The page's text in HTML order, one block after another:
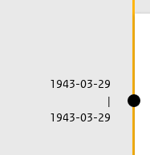
1943-03-29
|
1943-03-29